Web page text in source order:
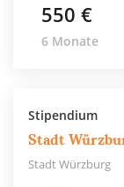
550 €
6 Monate
Stipendium
Stadt
Stadt Würzburg